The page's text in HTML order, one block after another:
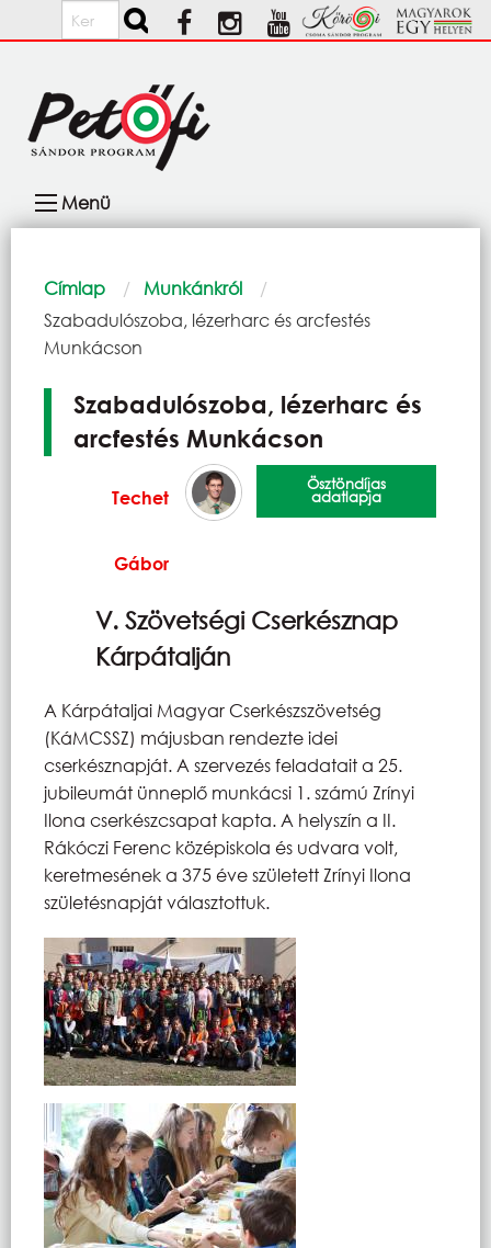
Ugrás a tartalomra
Keresés
navigáció
Menü
Morzsa
Címlap
Munkánkról
Current:
Szabadulószoba, lézerharc és arcfestés
Munkácson
Szabadulószoba, lézerharc és
arcfestés Munkácson
Techet
Gábor
Ösztöndíjas
adatlapja
V. Szövetségi Cserkésznap
Kárpátalján
A Kárpátaljai Magyar Cserkészszövetség
(KáMCSSZ) májusban rendezte idei
cserkésznapját. A szervezés feladatait a 25.
jubileumát ünneplő munkácsi 1. számú Zrínyi
Ilona cserkészcsapat kapta. A helyszín a II.
Rákóczi Ferenc középiskola és udvara volt,
keretmesének a 375 éve született Zrínyi Ilona
születésnapját választottuk.